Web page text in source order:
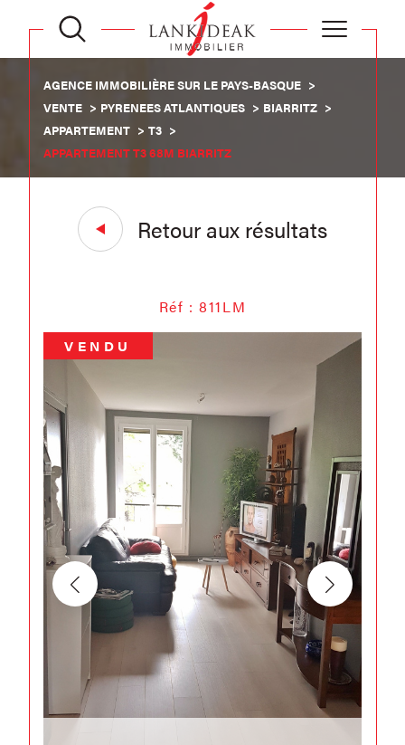
AGENCE IMMOBILIÈRE SUR LE PAYS-BASQUE
VENTE
PYRENEES ATLANTIQUES
BIARRITZ
APPARTEMENT
T3
APPARTEMENT T3 68M BIARRITZ
Retour aux résultats
Réf : 811LM
VENDU